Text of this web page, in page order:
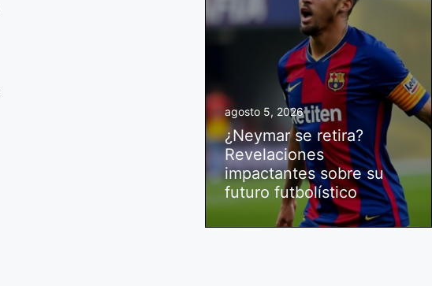
agosto 5, 2026
¿Neymar se retira?
Revelaciones
impactantes sobre su
futuro futbolístico